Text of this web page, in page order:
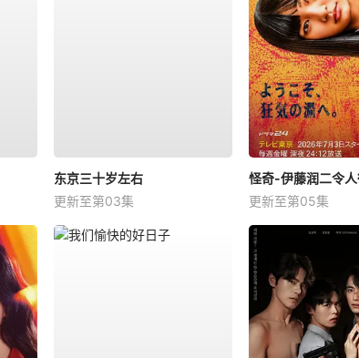
东京三十岁左右
更新至第03集
更新至第05集